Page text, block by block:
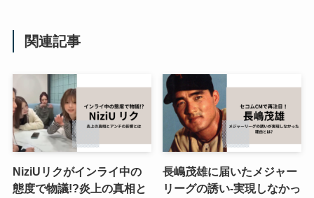
関連記事
NiziUリクがインライ中の
態度で物議!?炎上の真相と
長嶋茂雄に届いたメジャー
リーグの誘い-実現しなかっ